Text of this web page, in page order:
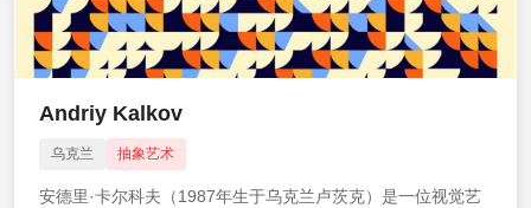
Andriy Kalkov
乌克兰 抽象艺术
安德里·卡尔科夫（1987年生于乌克兰卢茨克）是一位视觉艺